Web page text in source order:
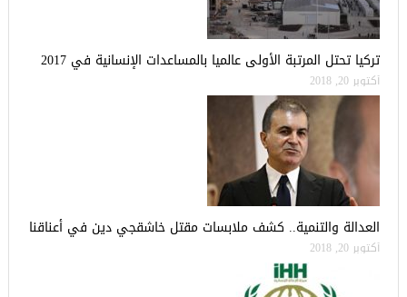
تركيا تحتل المرتبة الأولى عالميا بالمساعدات الإنسانية في 2017
أكتوبر 20, 2018
العدالة والتنمية.. كشف ملابسات مقتل خاشقجي دين في أعناقنا
أكتوبر 20, 2018